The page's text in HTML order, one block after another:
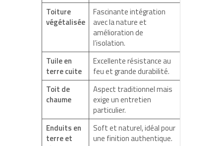
Toiture
végétalisée
Fascinante intégration
avec la nature et
amélioration de
l’isolation.
Tuile en
terre cuite
Excellente résistance au
feu et grande durabilité.
Toit de
chaume
Aspect traditionnel mais
exige un entretien
particulier.
Enduits en
terre et
Soft et naturel, idéal pour
une finition authentique.